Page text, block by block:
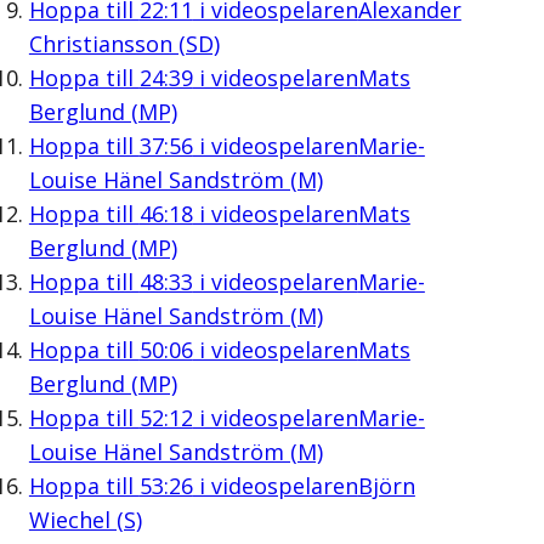
Hoppa till 22:11 i videospelarenAlexander
Christiansson (SD)
Hoppa till 24:39i videospelarenMats
Berglund (MP)
Hoppa till 37:56i videospelarenMarie-
Louise Hänel Sandström (M)
Hoppa till 46:18i videospelarenMats
Berglund (MP)
Hoppa till 48:33 i videospelarenMarie-
Louise Hänel Sandström (M)
Hoppa till 50:06i videospelarenMats
Berglund (MP)
Hoppa till 52:12 i videospelarenMarie-
Louise Hänel Sandström (M)
Hoppa till 53:26i videospelarenBjörn
Wiechel (S)